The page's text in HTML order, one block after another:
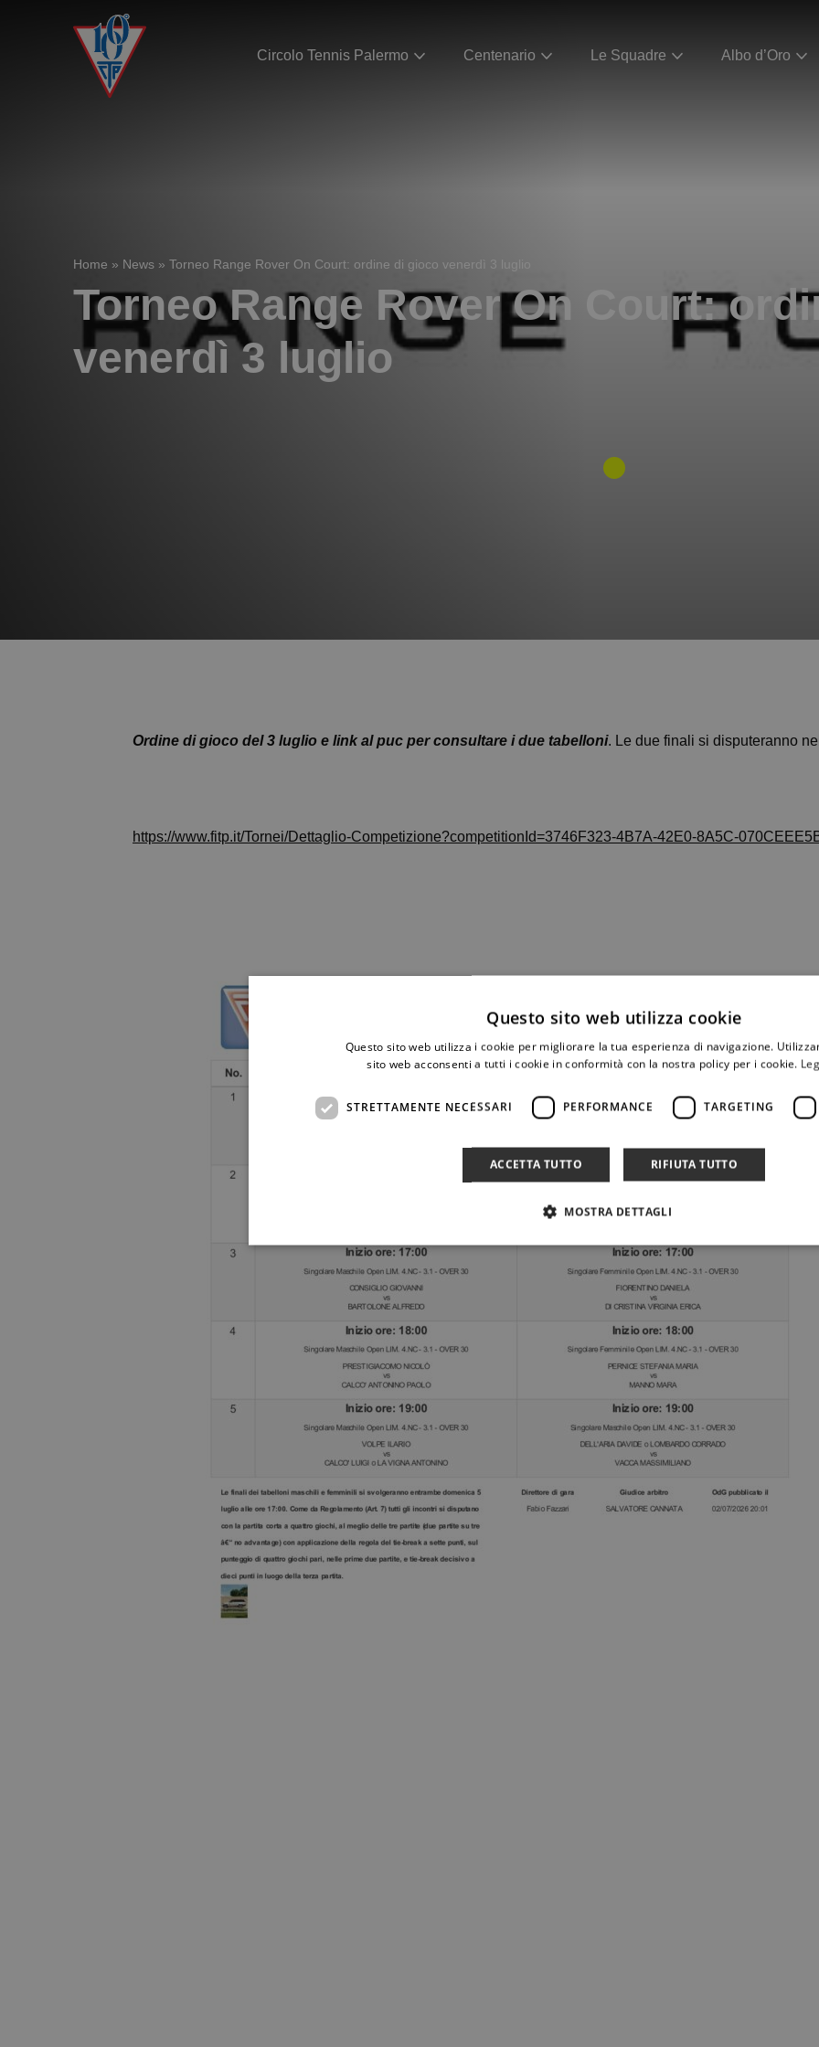
Circolo Tennis Palermo Centenario Le Squadre Albo d’Oro
Home » News » Torneo Range Rover On Court: ordine di gioco venerdì 3 luglio
Torneo Range Rover On Court:
venerdì 3 luglio
Ordine di gioco del 3 luglio e link al puc per consultare i due tabelloni. Le due finali si disputeranno
https://www.fitp.it/Tornei/Dettaglio-Competizione?competitionId=3746F323-4B7A-42E0-8A5C-
Questo sito web utilizza cookie
Questo sito web utilizza i cookie per migliorare la tua esperienza di navigazione.
sito web acconsenti a tutti i cookie in conformità con la nostra policy per i cookie.
STRETTAMENTE NECESSARI PERFORMANCE TARGETING
ACCETTA TUTTO RIFIUTA TUTTO
MOSTRA DETTAGLI